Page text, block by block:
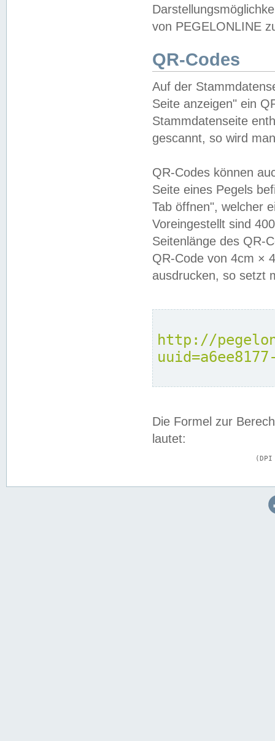
von PEGELONLINE
QR-Codes
Auf der
Seite anzeigen" ein
Stammdatenseite
gescannt, so wird
QR-Codes können
Seite eines Pegels
Tab öffnen", welcher
Voreingestellt sind
Seitenlänge des QR-
QR-Code von 4cm ×
ausdrucken, so setzt
http://
Die Formel zur
lautet: